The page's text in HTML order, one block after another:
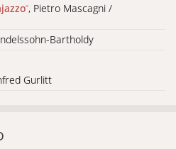
“, Pietro Mascagni /
Bartholdy
Gurlitt